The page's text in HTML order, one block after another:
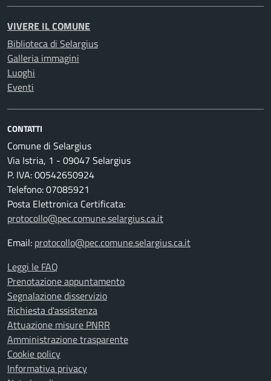
VIVERE IL COMUNE
Biblioteca di Selargius
Galleria immagini
Luoghi
Eventi
CONTATTI
Comune di Selargius
Via Istria, 1 - 09047 Selargius
P. IVA: 00542650924
Telefono: 07085921
Posta Elettronica Certificata:
protocollo@pec.comune.selargius.ca.it
Email: protocollo@pec.comune.selargius.ca.it
Leggi le FAQ
Prenotazione appuntamento
Segnalazione disservizio
Richiesta d'assistenza
Attuazione misure PNRR
Amministrazione trasparente
Cookie policy
Informativa privacy